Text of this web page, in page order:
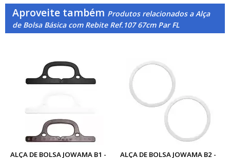
Aproveite também Produtos relacionados a Alça
de Bolsa Básica com Rebite Ref.107 67cm Par FL
ALÇA DE BOLSA JOWAMA B1 -
ALÇA DE BOLSA JOWAMA B2 -